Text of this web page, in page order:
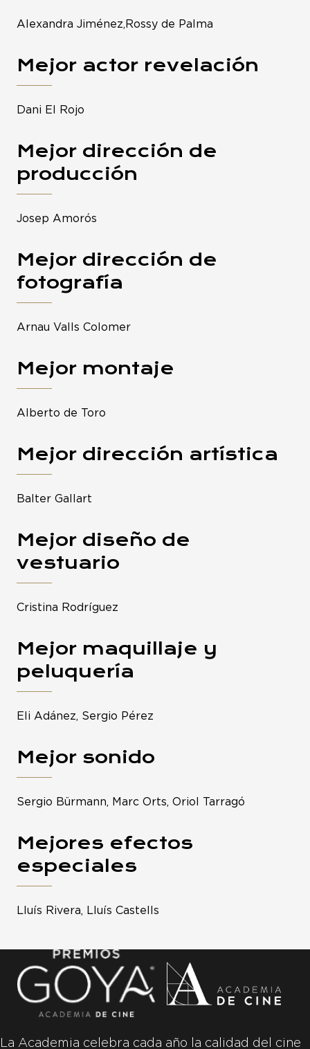
Alexandra Jiménez,Rossy de Palma
Mejor actor revelación
Dani El Rojo
Mejor dirección de
producción
Josep Amorós
Mejor dirección de
fotografía
Arnau Valls Colomer
Mejor montaje
Alberto de Toro
Mejor dirección artística
Balter Gallart
Mejor diseño de
vestuario
Cristina Rodríguez
Mejor maquillaje y
peluquería
Eli Adánez, Sergio Pérez
Mejor sonido
Sergio Bürmann, Marc Orts, Oriol Tarragó
Mejores efectos
especiales
Lluís Rivera, Lluís Castells
La Academia celebra cada año la calidad del cine